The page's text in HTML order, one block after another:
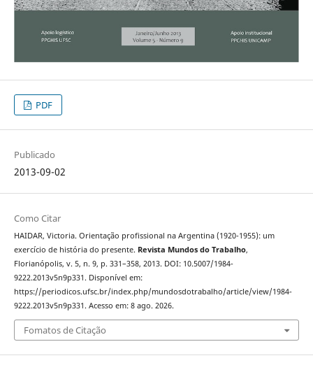
PDF
Publicado
2013-09-02
Como Citar
HAIDAR, Victoria. Orientação profissional na Argentina (1920-1955): um
exercício de história do presente. Revista Mundos do Trabalho,
Florianópolis, v. 5, n. 9, p. 331–358, 2013. DOI: 10.5007/1984-
9222.2013v5n9p331. Disponível em:
https://periodicos.ufsc.br/index.php/mundosdotrabalho/article/view/1984-
9222.2013v5n9p331. Acesso em: 8 ago. 2026.
Fomatos de Citação